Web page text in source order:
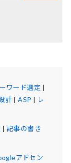
ワード選定 |
計|ASP | レ
| 記事の書き
アドセン